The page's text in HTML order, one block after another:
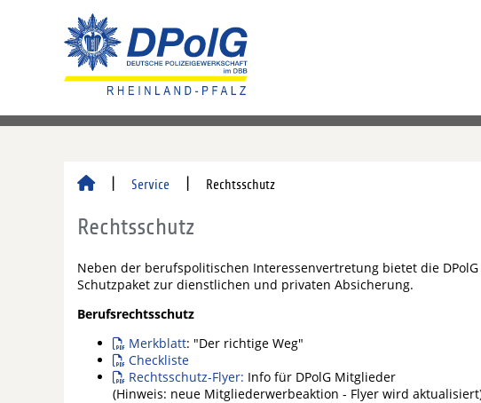
Service Rechtsschutz
Rechtsschutz
Neben der berufspolitischen Interessenvertretung bietet die
Schutzpaket zur dienstlichen und privaten Absicherung.
Berufsrechtsschutz
Merkblatt: "Der richtige Weg"
Checkliste
Rechtsschutz-Flyer: Info für DPolG Mitglieder
(Hinweis: neue Mitgliederwerbeaktion - Flyer wird